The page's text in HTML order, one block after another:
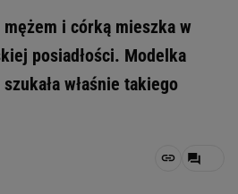
i córką mieszka w
posiadłości. Modelka
właśnie takiego